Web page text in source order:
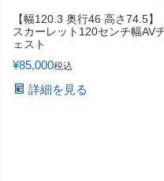
【幅120.3 奥行46 高さ74.5】
スカーレット120センチ幅AV
ェスト
¥85,000税込
詳細を見る